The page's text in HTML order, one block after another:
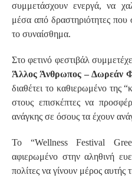
συμμετάσχουν ενεργά, να
μέσα από δραστηριότητες
το συναίσθημα.
Στο φετινό φεστιβάλ
Άλλος Άνθρωπος – Δωρεάν
διαθέτει το καθιερωμένο της
στους επισκέπτες να
ανάγκης σε όσους τα έχουν
Το “Wellness Festival
αφιερωμένο στην αληθινή
πολίτες να γίνουν μέρος αυτής